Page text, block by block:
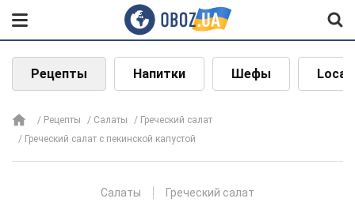
Рецепты Напитки Шефы Local
Рецепты Салаты
Греческий салат
Греческий салат с пекинской капустой
Салаты Греческий салат